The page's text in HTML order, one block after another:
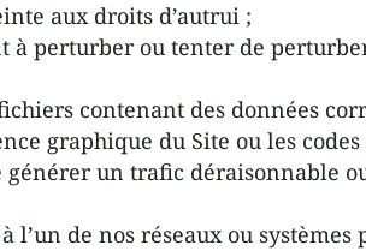
aux droits d’autrui ;
à perturber ou tenter de
contenant des données
graphique du Site ou les
générer un trafic déraisonnable
l’un de nos réseaux ou